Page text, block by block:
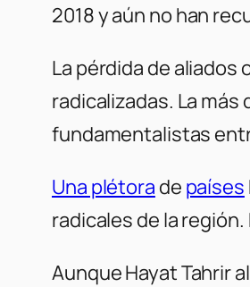
2018 y aún no han
La pérdida de aliados
radicalizadas. La más
fundamentalistas
Una plétora de países
radicales de la
Aunque Hayat Tahrir